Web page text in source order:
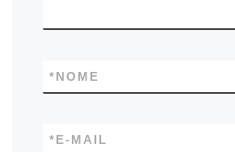
NOME
*
E-MAIL
*